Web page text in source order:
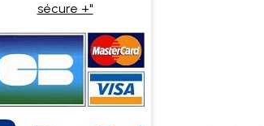
sécure +"